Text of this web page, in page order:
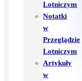
Lotniczym
Notatki
w
Przeglądzie
Lotniczym
Artykuły
w